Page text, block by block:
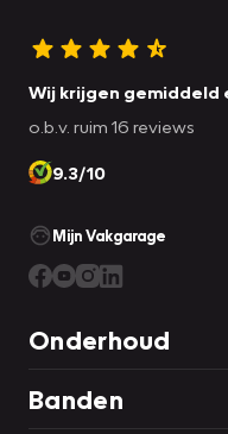
Wij krijgen gemiddeld
o.b.v. ruim 16 reviews
9.3/10
Mijn Vakgarage
Onderhoud
Banden